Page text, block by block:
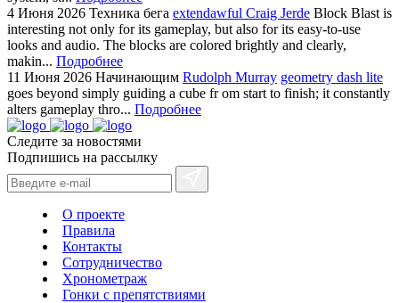
4 Июня 2026 Техника бега extendawful Craig Jerde Block Blast is
interesting not only for its gameplay, but also for its easy-to-use
looks and audio. The blocks are colored brightly and clearly,
makin... Подробнее
11 Июня 2026 Начинающим Rudolph Murray geometry dash lite
goes beyond simply guiding a cube fr om start to finish; it constantly
alters gameplay thro... Подробнее
Следите за новостями
Подпишись на рассылку
О проекте
Правила
Контакты
Сотрудничество
Хронометраж
Гонки с препятствиями